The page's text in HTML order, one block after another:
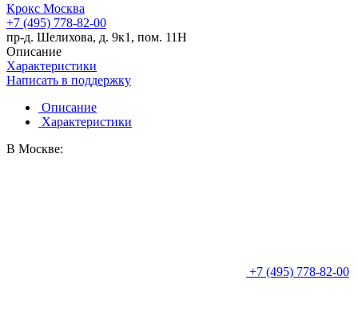
Крокс Москва
+7 (495) 778-82-00
пр-д. Шелихова, д. 9к1, пом. 11Н
Описание
Характеристики
Написать в поддержку
Описание
Характеристики
В Москве:
+7 (495) 778-82-00